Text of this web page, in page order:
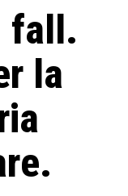
fall.
la